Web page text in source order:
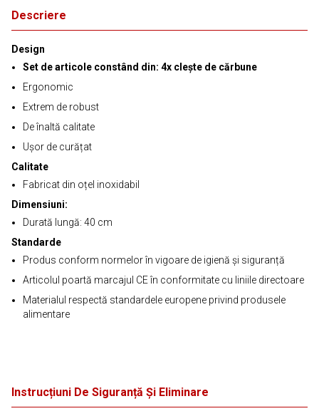
Descriere
Design
Set de articole constând din: 4x clește de cărbune
Ergonomic
Extrem de robust
De înaltă calitate
Ușor de curățat
Calitate
Fabricat din oțel inoxidabil
Dimensiuni:
Durată lungă: 40 cm
Standarde
Produs conform normelor în vigoare de igienă și siguranță
Articolul poartă marcajul CE în conformitate cu liniile directoare
Materialul respectă standardele europene privind produsele
alimentare
Instrucțiuni De Siguranță Și Eliminare